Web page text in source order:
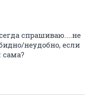
спрашиваю....не
неудобно, если
сама?